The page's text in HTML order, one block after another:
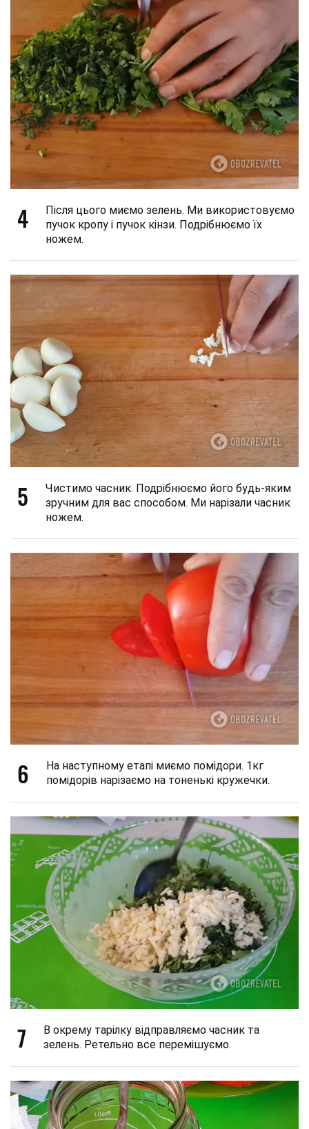
4
Після цього миємо зелень. Ми використовуємо
пучок кропу і пучок кінзи. Подрібнюємо їх
ножем.
5
Чистимо часник. Подрібнюємо його будь-яким
зручним для вас способом. Ми нарізали часник
ножем.
6
На наступному етапі миємо помідори. 1кг
помідорів нарізаємо на тоненькі кружечки.
7
В окрему тарілку відправляємо часник та
зелень. Ретельно все перемішуємо.